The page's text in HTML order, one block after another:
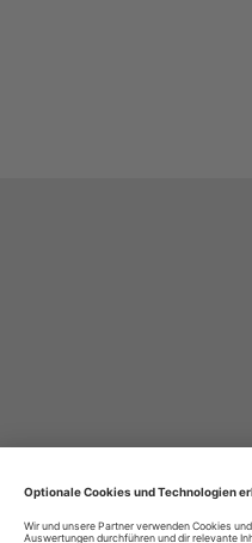
Privatsphäre-Einstellungen